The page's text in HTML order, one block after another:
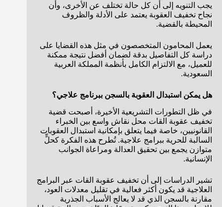
يجب التنويه إلى أن كل حالة تختلف عن الأخرى، وأن
نجاح تخفيف العقوبة يعتمد على الأدلة والظروف
المحيطة بالقضية.
يعمل المحامون المتخصصون في مثل هذه القضايا على
دراسة كل التفاصيل بدقة لضمان أفضل نتيجة ممكنة
للعميل، مع الالتزام الكامل بأنظمة المملكة العربية
السعودية.
هل يمكن استبدال العقوبة بالسجن ببرنامج علاجي؟
في ظل التطورات التشريعية الأخيرة، أصبحت قضية
تخفيف عقوبة القات محل نقاش واسع بين الخبراء
القانونيين، خاصة فيما يتعلق بإمكانية استبدال العقوبات
السالبة للحرية ببرامج علاجية. تُطرح هذه الفكرة كحلٍّ
متوازن يجمع بين تحقيق العدالة ومراعاة الجوانب
الإنسانية.
تشير الدراسات إلى أن تخفيف عقوبة القات عبر البرامج
العلاجية قد يكون أكثر فعالية في تقليل معدلات العود،
مقارنة بالسجن الذي قد لا يعالج الأسباب الجذرية